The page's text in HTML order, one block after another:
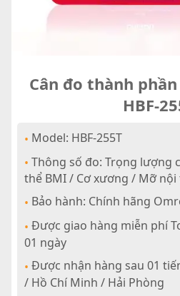
Cân đo thành
HBF-
• Model: HBF-255T
• Thông số đo: Trọng lượng
thể BMI / Cơ xương / Mỡ
• Bảo hành: Chính hãng
• Được giao hàng miễn phí
01 ngày
• Được nhận hàng sau 01
/ Hồ Chí Minh / Hải Phòng